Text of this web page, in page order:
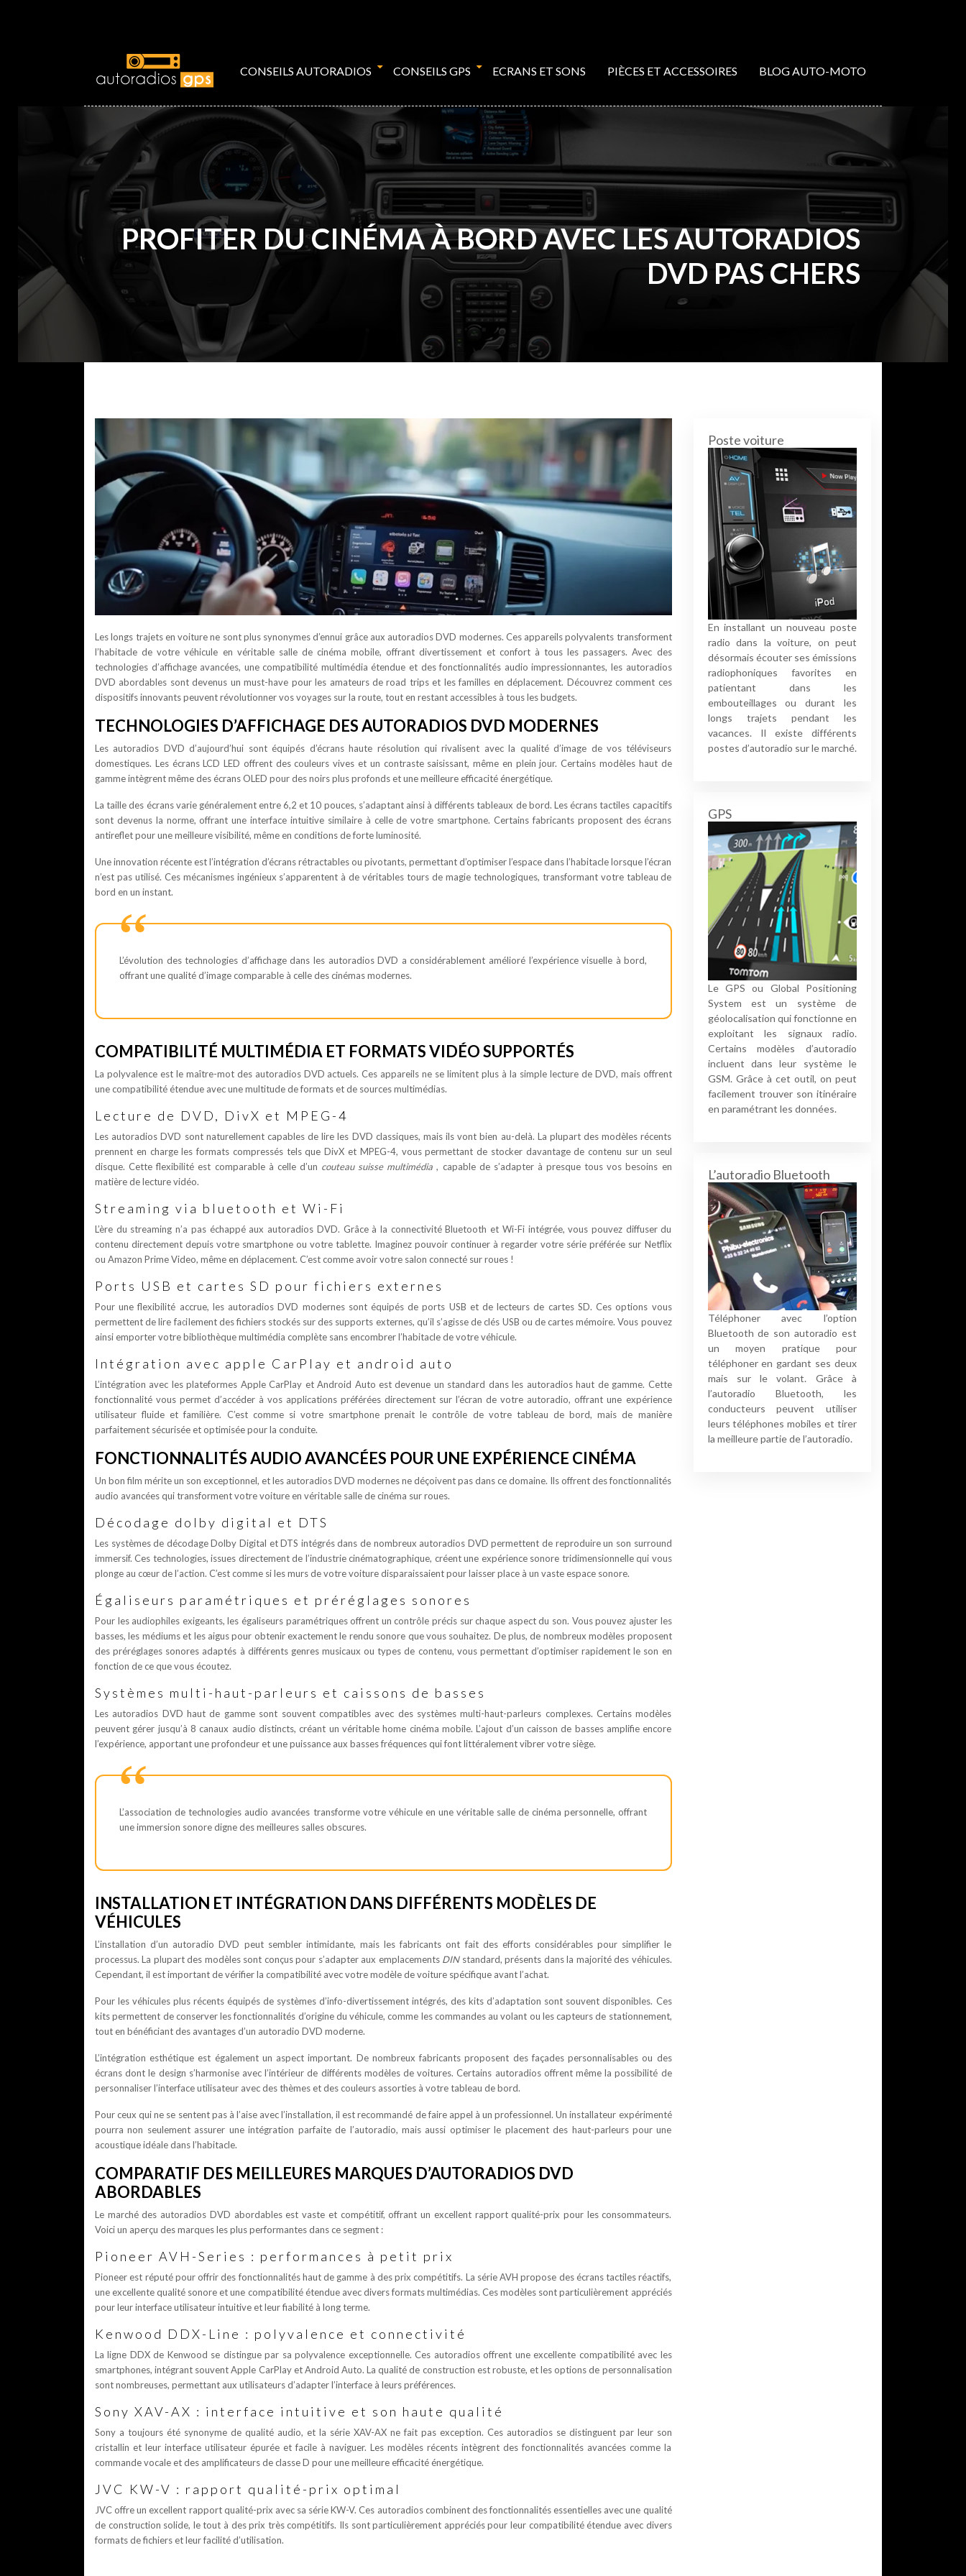
CONSEILS AUTORADIOS CONSEILS GPS ECRANS ET SONS PIÈCES ET ACCESSOIRES BLOG AUTO-MOTO
PROFITER DU CINÉMA À BORD AVEC LES AUTORADIOS
DVD PAS CHERS
Les longs trajets en voiture ne sont plus synonymes d’ennui grâce aux autoradios DVD modernes. Ces appareils polyvalents transforment
l’habitacle de votre véhicule en véritable salle de cinéma mobile, offrant divertissement et confort à tous les passagers. Avec des
technologies d’affichage avancées, une compatibilité multimédia étendue et des fonctionnalités audio impressionnantes, les autoradios
DVD abordables sont devenus un must-have pour les amateurs de road trips et les familles en déplacement. Découvrez comment ces
dispositifs innovants peuvent révolutionner vos voyages sur la route, tout en restant accessibles à tous les budgets.
TECHNOLOGIES D’AFFICHAGE DES AUTORADIOS DVD MODERNES
Les autoradios DVD d’aujourd’hui sont équipés d’écrans haute résolution qui rivalisent avec la qualité d’image de vos téléviseurs
domestiques. Les écrans LCD LED offrent des couleurs vives et un contraste saisissant, même en plein jour. Certains modèles haut de
gamme intègrent même des écrans OLED pour des noirs plus profonds et une meilleure efficacité énergétique.
La taille des écrans varie généralement entre 6,2 et 10 pouces, s’adaptant ainsi à différents tableaux de bord. Les écrans tactiles capacitifs
sont devenus la norme, offrant une interface intuitive similaire à celle de votre smartphone. Certains fabricants proposent des écrans
antireflet pour une meilleure visibilité, même en conditions de forte luminosité.
Une innovation récente est l’intégration d’écrans rétractables ou pivotants, permettant d’optimiser l’espace dans l’habitacle lorsque l’écran
n’est pas utilisé. Ces mécanismes ingénieux s’apparentent à de véritables tours de magie technologiques, transformant votre tableau de
bord en un instant.
L’évolution des technologies d’affichage dans les autoradios DVD a considérablement amélioré l’expérience visuelle à bord,
offrant une qualité d’image comparable à celle des cinémas modernes.
COMPATIBILITÉ MULTIMÉDIA ET FORMATS VIDÉO SUPPORTÉS
La polyvalence est le maître-mot des autoradios DVD actuels. Ces appareils ne se limitent plus à la simple lecture de DVD, mais offrent
une compatibilité étendue avec une multitude de formats et de sources multimédias.
Lecture de DVD, DivX et MPEG-4
Les autoradios DVD sont naturellement capables de lire les DVD classiques, mais ils vont bien au-delà. La plupart des modèles récents
prennent en charge les formats compressés tels que DivX et MPEG-4, vous permettant de stocker davantage de contenu sur un seul
disque. Cette flexibilité est comparable à celle d’un couteau suisse multimédia, capable de s’adapter à presque tous vos besoins en
matière de lecture vidéo.
Streaming via bluetooth et Wi-Fi
L’ère du streaming n’a pas échappé aux autoradios DVD. Grâce à la connectivité Bluetooth et Wi-Fi intégrée, vous pouvez diffuser du
contenu directement depuis votre smartphone ou votre tablette. Imaginez pouvoir continuer à regarder votre série préférée sur Netflix
ou Amazon Prime Video, même en déplacement. C’est comme avoir votre salon connecté sur roues !
Ports USB et cartes SD pour fichiers externes
Pour une flexibilité accrue, les autoradios DVD modernes sont équipés de ports USB et de lecteurs de cartes SD. Ces options vous
permettent de lire facilement des fichiers stockés sur des supports externes, qu’il s’agisse de clés USB ou de cartes mémoire. Vous pouvez
ainsi emporter votre bibliothèque multimédia complète sans encombrer l’habitacle de votre véhicule.
Intégration avec apple CarPlay et android auto
L’intégration avec les plateformes Apple CarPlay et Android Auto est devenue un standard dans les autoradios haut de gamme. Cette
fonctionnalité vous permet d’accéder à vos applications préférées directement sur l’écran de votre autoradio, offrant une expérience
utilisateur fluide et familière. C’est comme si votre smartphone prenait le contrôle de votre tableau de bord, mais de manière
parfaitement sécurisée et optimisée pour la conduite.
FONCTIONNALITÉS AUDIO AVANCÉES POUR UNE EXPÉRIENCE CINÉMA
Un bon film mérite un son exceptionnel, et les autoradios DVD modernes ne déçoivent pas dans ce domaine. Ils offrent des fonctionnalités
audio avancées qui transforment votre voiture en véritable salle de cinéma sur roues.
Décodage dolby digital et DTS
Les systèmes de décodage Dolby Digital et DTS intégrés dans de nombreux autoradios DVD permettent de reproduire un son surround
immersif. Ces technologies, issues directement de l’industrie cinématographique, créent une expérience sonore tridimensionnelle qui vous
plonge au cœur de l’action. C’est comme si les murs de votre voiture disparaissaient pour laisser place à un vaste espace sonore.
Égaliseurs paramétriques et préréglages sonores
Pour les audiophiles exigeants, les égaliseurs paramétriques offrent un contrôle précis sur chaque aspect du son. Vous pouvez ajuster les
basses, les médiums et les aigus pour obtenir exactement le rendu sonore que vous souhaitez. De plus, de nombreux modèles proposent
des préréglages sonores adaptés à différents genres musicaux ou types de contenu, vous permettant d’optimiser rapidement le son en
fonction de ce que vous écoutez.
Systèmes multi-haut-parleurs et caissons de basses
Les autoradios DVD haut de gamme sont souvent compatibles avec des systèmes multi-haut-parleurs complexes. Certains modèles
peuvent gérer jusqu’à 8 canaux audio distincts, créant un véritable home cinéma mobile. L’ajout d’un caisson de basses amplifie encore
l’expérience, apportant une profondeur et une puissance aux basses fréquences qui font littéralement vibrer votre siège.
L’association de technologies audio avancées transforme votre véhicule en une véritable salle de cinéma personnelle, offrant
une immersion sonore digne des meilleures salles obscures.
INSTALLATION ET INTÉGRATION DANS DIFFÉRENTS MODÈLES DE
VÉHICULES
L’installation d’un autoradio DVD peut sembler intimidante, mais les fabricants ont fait des efforts considérables pour simplifier le
processus. La plupart des modèles sont conçus pour s’adapter aux emplacements DIN standard, présents dans la majorité des véhicules.
Cependant, il est important de vérifier la compatibilité avec votre modèle de voiture spécifique avant l’achat.
Pour les véhicules plus récents équipés de systèmes d’info-divertissement intégrés, des kits d’adaptation sont souvent disponibles. Ces
kits permettent de conserver les fonctionnalités d’origine du véhicule, comme les commandes au volant ou les capteurs de stationnement,
tout en bénéficiant des avantages d’un autoradio DVD moderne.
L’intégration esthétique est également un aspect important. De nombreux fabricants proposent des façades personnalisables ou des
écrans dont le design s’harmonise avec l’intérieur de différents modèles de voitures. Certains autoradios offrent même la possibilité de
personnaliser l’interface utilisateur avec des thèmes et des couleurs assorties à votre tableau de bord.
Pour ceux qui ne se sentent pas à l’aise avec l’installation, il est recommandé de faire appel à un professionnel. Un installateur expérimenté
pourra non seulement assurer une intégration parfaite de l’autoradio, mais aussi optimiser le placement des haut-parleurs pour une
acoustique idéale dans l’habitacle.
COMPARATIF DES MEILLEURES MARQUES D’AUTORADIOS DVD
ABORDABLES
Le marché des autoradios DVD abordables est vaste et compétitif, offrant un excellent rapport qualité-prix pour les consommateurs.
Voici un aperçu des marques les plus performantes dans ce segment :
Pioneer AVH-Series : performances à petit prix
Pioneer est réputé pour offrir des fonctionnalités haut de gamme à des prix compétitifs. La série AVH propose des écrans tactiles réactifs,
une excellente qualité sonore et une compatibilité étendue avec divers formats multimédias. Ces modèles sont particulièrement appréciés
pour leur interface utilisateur intuitive et leur fiabilité à long terme.
Kenwood DDX-Line : polyvalence et connectivité
La ligne DDX de Kenwood se distingue par sa polyvalence exceptionnelle. Ces autoradios offrent une excellente compatibilité avec les
smartphones, intégrant souvent Apple CarPlay et Android Auto. La qualité de construction est robuste, et les options de personnalisation
sont nombreuses, permettant aux utilisateurs d’adapter l’interface à leurs préférences.
Sony XAV-AX : interface intuitive et son haute qualité
Sony a toujours été synonyme de qualité audio, et la série XAV-AX ne fait pas exception. Ces autoradios se distinguent par leur son
cristallin et leur interface utilisateur épurée et facile à naviguer. Les modèles récents intègrent des fonctionnalités avancées comme la
commande vocale et des amplificateurs de classe D pour une meilleure efficacité énergétique.
JVC KW-V : rapport qualité-prix optimal
JVC offre un excellent rapport qualité-prix avec sa série KW-V. Ces autoradios combinent des fonctionnalités essentielles avec une qualité
de construction solide, le tout à des prix très compétitifs. Ils sont particulièrement appréciés pour leur compatibilité étendue avec divers
formats de fichiers et leur facilité d’utilisation.
Poste voiture
En installant un nouveau poste
radio dans la voiture, on peut
désormais écouter ses émissions
radiophoniques favorites en
patientant dans les
embouteillages ou durant les
longs trajets pendant les
vacances. Il existe différents
postes d’autoradio sur le marché.
GPS
Le GPS ou Global Positioning
System est un système de
géolocalisation qui fonctionne en
exploitant les signaux radio.
Certains modèles d’autoradio
incluent dans leur système le
GSM. Grâce à cet outil, on peut
facilement trouver son itinéraire
en paramétrant les données.
L’autoradio Bluetooth
Téléphoner avec l’option
Bluetooth de son autoradio est
un moyen pratique pour
téléphoner en gardant ses deux
mais sur le volant. Grâce à
l’autoradio Bluetooth, les
conducteurs peuvent utiliser
leurs téléphones mobiles et tirer
la meilleure partie de l’autoradio.